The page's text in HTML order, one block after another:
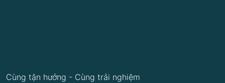
Cùng tận hưởng - Cùng trải nghiệm